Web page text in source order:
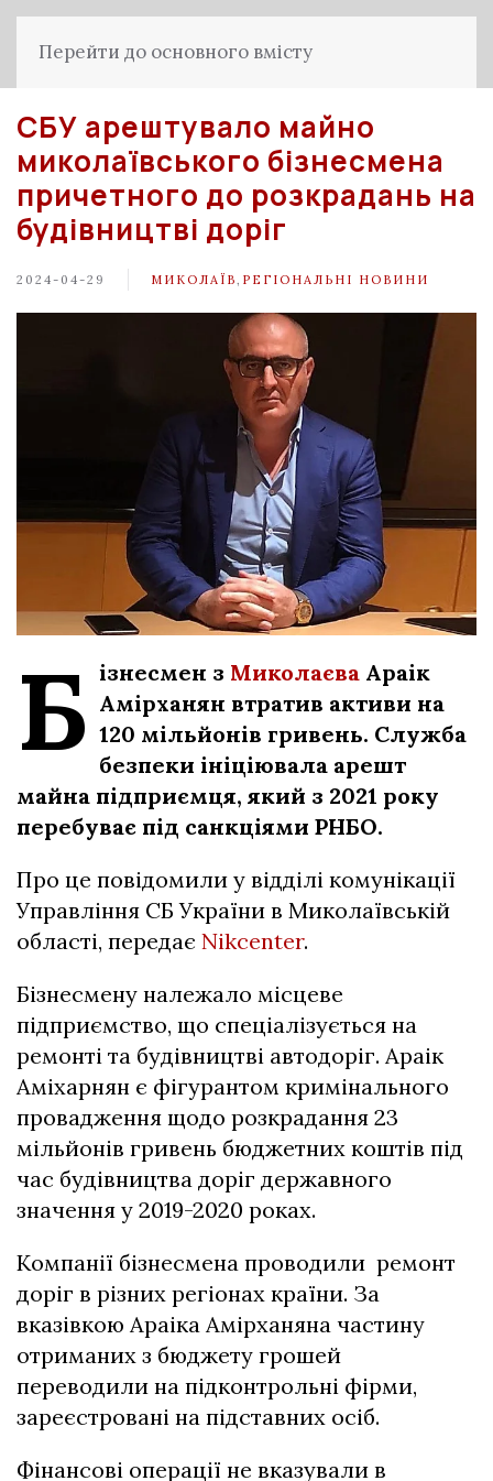
Перейти до основного вмісту
СБУ арештувало майно
миколаївського бізнесмена
причетного до розкрадань на
будівництві доріг
2024-04-29 МИКОЛАЇВ РЕГІОНАЛЬНІ НОВИНИ
Б ізнесмен з Миколаєва Араік
Амірханян втратив активи на
120 мільйонів гривень. Служба
безпеки ініціювала арешт
майна підприємця, який з 2021 року
перебуває під санкціями РНБО.
Про це повідомили у відділі комунікації
Управління СБ України в Миколаївській
області, передає Nikcenter.
Бізнесмену належало місцеве
підприємство, що спеціалізується на
ремонті та будівництві автодоріг. Араік
Аміхарнян є фігурантом кримінального
провадження щодо розкрадання 23
мільйонів гривень бюджетних коштів під
час будівництва доріг державного
значення у 2019-2020 роках.
Компанії бізнесмена проводили ремонт
доріг в різних регіонах країни. За
вказівкою Араіка Амірханяна частину
отриманих з бюджету грошей
переводили на підконтрольні фірми,
зареєстровані на підставних осіб.
Фінансові операції не вказували в